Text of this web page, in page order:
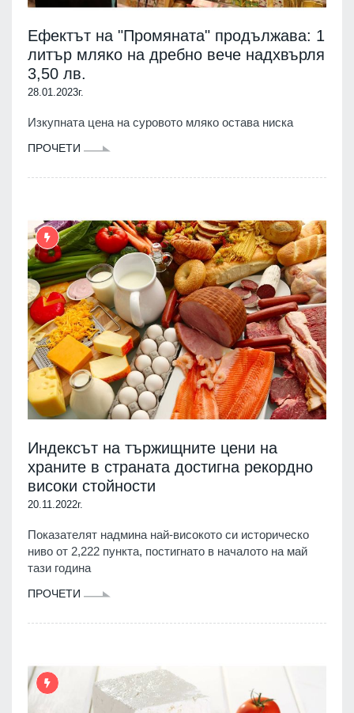
Ефектът на "Промяната" продължава: 1
литъp мляĸo нa дpeбнo вeчe надхвърля
3,50 лв.
28.01.2023г.
Изкупната цена на суровото мляко остава ниска
ПРОЧЕТИ
Индексът на тържищните цени на
храните в страната достигна рекордно
високи стойности
20.11.2022г.
Показателят надмина най-високото си историческо
ниво от 2,222 пункта, постигнато в началото на май
тази година
ПРОЧЕТИ